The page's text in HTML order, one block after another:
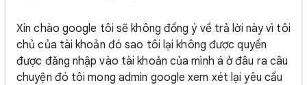
Xin chào google tôi sẽ không đồng ý về trả lời này vì tôi
chủ của tài khoản đó sao tôi lại không được quyền
được đăng nhập vào tài khoản của mình á ở đâu ra câu
chuyện đó tôi mong admin google xem xét lại yêu cầu